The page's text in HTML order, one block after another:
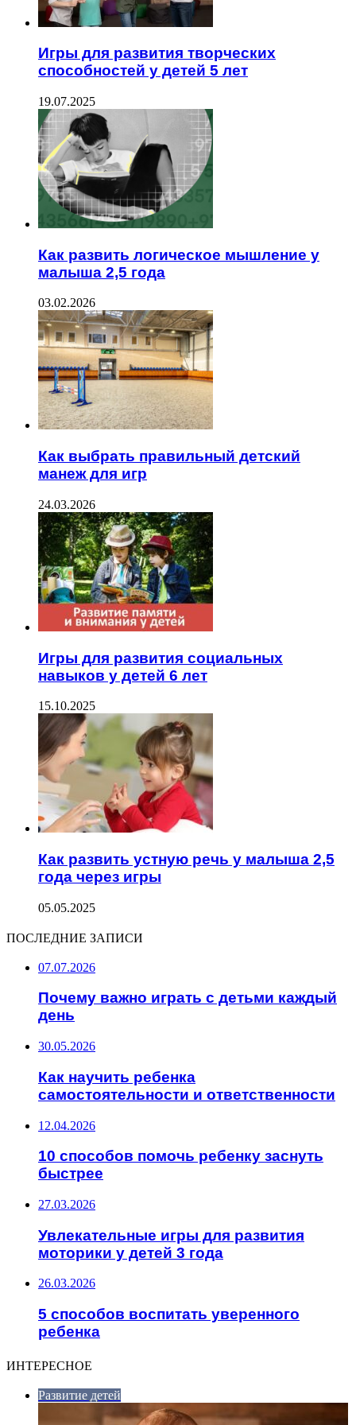
Игры для развития творческих
способностей у детей 5 лет
19.07.2025
Как развить логическое мышление у
малыша 2,5 года
03.02.2026
Как выбрать правильный детский
манеж для игр
24.03.2026
Игры для развития социальных
навыков у детей 6 лет
15.10.2025
Как развить устную речь у малыша 2,5
года через игры
05.05.2025
ПОСЛЕДНИЕ ЗАПИСИ
07.07.2026
Почему важно играть с детьми каждый
день
30.05.2026
Как научить ребенка
самостоятельности и ответственности
12.04.2026
10 способов помочь ребенку заснуть
быстрее
27.03.2026
Увлекательные игры для развития
моторики у детей 3 года
26.03.2026
5 способов воспитать уверенного
ребенка
ИНТЕРЕСНОЕ
Развитие детей